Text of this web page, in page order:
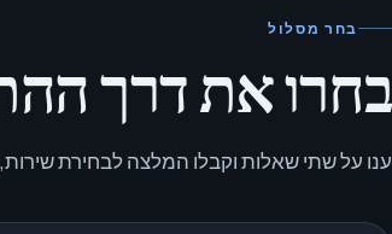
בחר מסלול
בחרו את דרך
ענו על שתי שאלות וקבלו המלצה לבחירת